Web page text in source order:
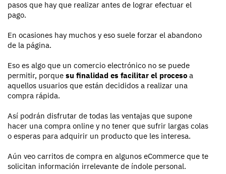
pasos que hay que realizar antes de lograr efectuar el
pago.
En ocasiones hay muchos y eso suele forzar el abandono
de la página.
Eso es algo que un comercio electrónico no se puede
permitir, porque su finalidad es facilitar el proceso a
aquellos usuarios que están decididos a realizar una
compra rápida.
Así podrán disfrutar de todas las ventajas que supone
hacer una compra online y no tener que sufrir largas colas
o esperas para adquirir un producto que les interesa.
Aún veo carritos de compra en algunos eCommerce que te
solicitan información irrelevante de índole personal.